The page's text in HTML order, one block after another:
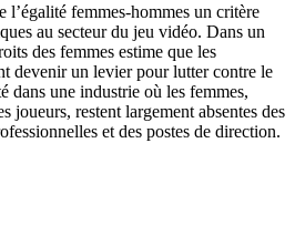
l’égalité femmes-hommes un critère
au secteur du jeu vidéo. Dans un
des femmes estime que les
devenir un levier pour lutter contre le
dans une industrie où les femmes,
joueurs, restent largement absentes des
et des postes de direction.